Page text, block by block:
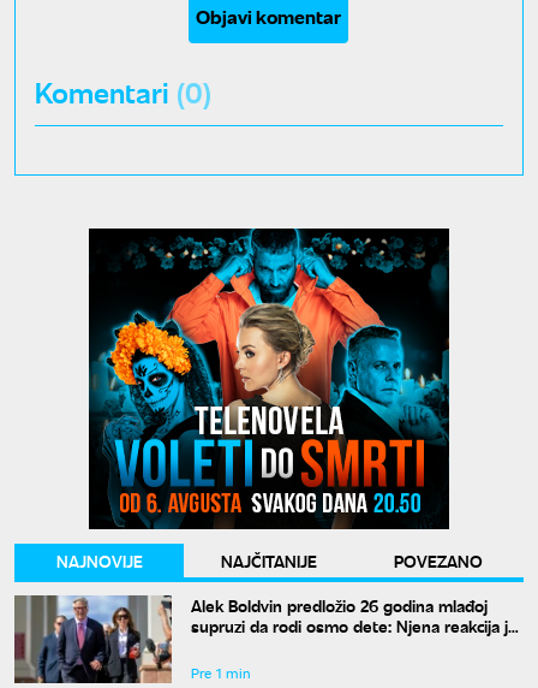
Objavi komentar
Komentari (0)
NAJNOVIJE NAJČITANIJE
POVEZANO
Alek Boldvin predložio 26 godina mlađoj
supruzi da rodi osmo dete: Njena reakcija je
Pre 1 min